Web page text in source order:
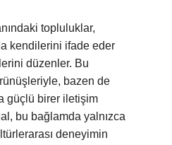
topluluklar,
kendilerini ifade eder
düzenler. Bu
bazen de
güçlü birer iletişim
bu bağlamda yalnızca
deneyimin